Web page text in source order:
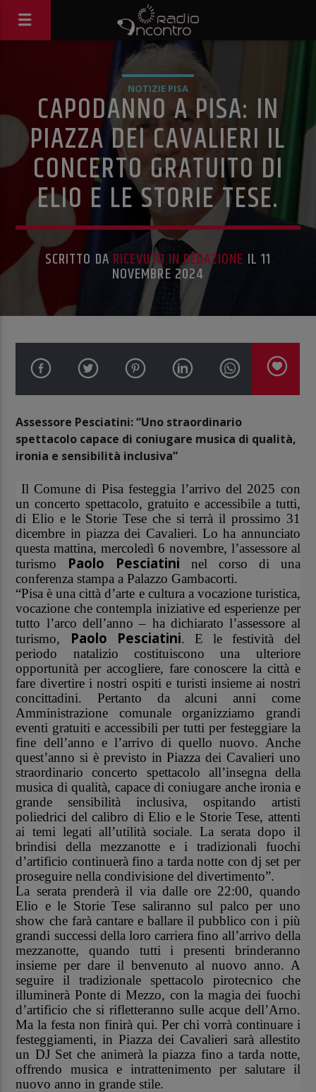
NOTIZIE PISA
CAPODANNO A PISA: IN
PIAZZA DEI CAVALIERI IL
CONCERTO GRATUITO DI
ELIO E LE STORIE TESE.
SCRITTO DA RICEVUTO IN REDAZIONE IL 11
NOVEMBRE 2024
Assessore Pesciatini: “Uno straordinario
spettacolo capace di coniugare musica di qualità,
ironia e sensibilità inclusiva”
Il Comune di Pisa festeggia l’arrivo del 2025 con
un concerto spettacolo, gratuito e accessibile a tutti,
di Elio e le Storie Tese che si terrà il prossimo 31
dicembre in piazza dei Cavalieri. Lo ha annunciato
questa mattina, mercoledì 6 novembre, l’assessore al
turismo Paolo Pesciatini nel corso di una
conferenza stampa a Palazzo Gambacorti.
“Pisa è una città d’arte e cultura a vocazione turistica,
vocazione che contempla iniziative ed esperienze per
tutto l’arco dell’anno – ha dichiarato l’assessore al
turismo,
Paolo Pesciatini. E le festività del
periodo natalizio costituiscono una ulteriore
opportunità per accogliere, fare conoscere la città e
fare divertire i nostri ospiti e turisti insieme ai nostri
concittadini. Pertanto da alcuni anni come
Amministrazione comunale organizziamo grandi
eventi gratuiti e accessibili per tutti per festeggiare la
fine dell’anno e l’arrivo di quello nuovo. Anche
quest’anno si è previsto in Piazza dei Cavalieri uno
straordinario concerto spettacolo all’insegna della
musica di qualità, capace di coniugare anche ironia e
grande sensibilità inclusiva, ospitando artisti
poliedrici del calibro di Elio e le Storie Tese, attenti
ai temi legati all’utilità sociale. La serata dopo il
brindisi della mezzanotte e i tradizionali fuochi
d’artificio continuerà fino a tarda notte con dj set per
proseguire nella condivisione del divertimento”.
La serata prenderà il via dalle ore 22:00, quando
Elio e le Storie Tese saliranno sul palco per uno
show che farà cantare e ballare il pubblico con i più
grandi successi della loro carriera fino all’arrivo della
mezzanotte, quando tutti i presenti brinderanno
insieme per dare il benvenuto al nuovo anno. A
seguire il tradizionale spettacolo pirotecnico che
illuminerà Ponte di Mezzo, con la magia dei fuochi
d’artificio che si rifletteranno sulle acque dell’Arno.
Ma la festa non finirà qui. Per chi vorrà continuare i
festeggiamenti, in Piazza dei Cavalieri sarà allestito
un DJ Set che animerà la piazza fino a tarda notte,
offrendo musica e intrattenimento per salutare il
nuovo anno in grande stile.